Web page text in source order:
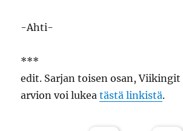
-Ahti-
***
edit. Sarjan toisen osan, Viikingit
arvion voi lukeatästä linkistä.